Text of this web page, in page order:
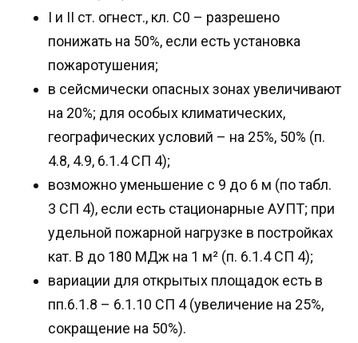
I и II ст. огнест., кл. C0 – разрешено
понижать на 50%, если есть установка
пожаротушения;
в сейсмически опасных зонах увеличивают
на 20%; для особых климатических,
географических условий – на 25%, 50% (п.
4.8, 4.9, 6.1.4 СП 4);
возможно уменьшение с 9 до 6 м (по табл.
3 СП 4), если есть стационарные АУПТ; при
удельной пожарной нагрузке в постройках
кат. В до 180 МДж на 1 м² (п. 6.1.4 СП 4);
вариации для открытых площадок есть в
пп.6.1.8 – 6.1.10 СП 4 (увеличение на 25%,
сокращение на 50%).